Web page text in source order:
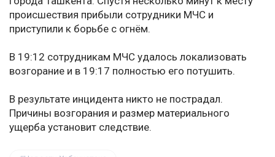
происшествия прибыли сотрудники МЧС и
приступили к борьбе с огнём.
В 19:12 сотрудникам МЧС удалось локализовать
возгорание и в 19:17 полностью его потушить.
В результате инцидента никто не пострадал.
Причины возгорания и размер материального
ущерба установит следствие.